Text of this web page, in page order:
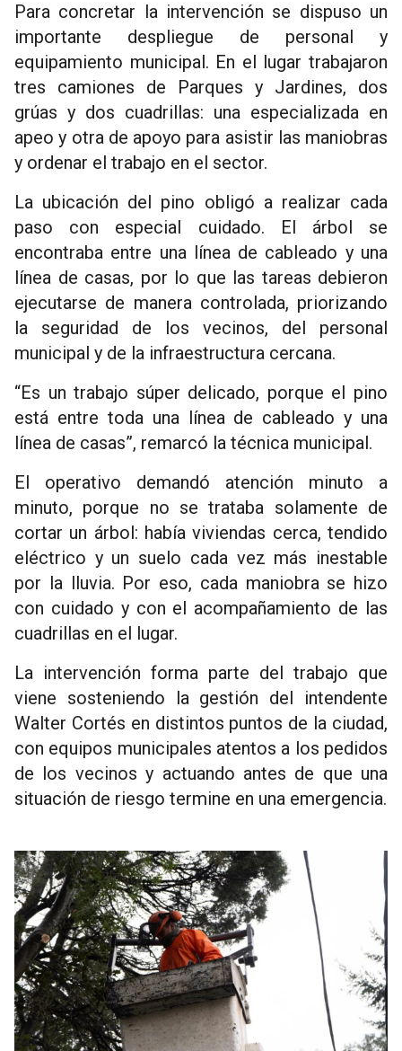
Para concretar la intervención se dispuso un
importante despliegue de personal y
equipamiento municipal. En el lugar trabajaron
tres camiones de Parques y Jardines, dos
grúas y dos cuadrillas: una especializada en
apeo y otra de apoyo para asistir las maniobras
y ordenar el trabajo en el sector.
La ubicación del pino obligó a realizar cada
paso con especial cuidado. El árbol se
encontraba entre una línea de cableado y una
línea de casas, por lo que las tareas debieron
ejecutarse de manera controlada, priorizando
la seguridad de los vecinos, del personal
municipal y de la infraestructura cercana.
“Es un trabajo súper delicado, porque el pino
está entre toda una línea de cableado y una
línea de casas”, remarcó la técnica municipal.
El operativo demandó atención minuto a
minuto, porque no se trataba solamente de
cortar un árbol: había viviendas cerca, tendido
eléctrico y un suelo cada vez más inestable
por la lluvia. Por eso, cada maniobra se hizo
con cuidado y con el acompañamiento de las
cuadrillas en el lugar.
La intervención forma parte del trabajo que
viene sosteniendo la gestión del intendente
Walter Cortés en distintos puntos de la ciudad,
con equipos municipales atentos a los pedidos
de los vecinos y actuando antes de que una
situación de riesgo termine en una emergencia.